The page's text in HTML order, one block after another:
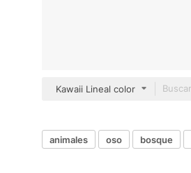
Kawaii Lineal color
animales oso bosque